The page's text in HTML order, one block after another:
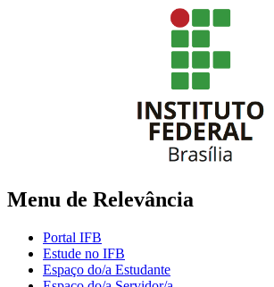
Menu de Relevância
Portal IFB
Estude no IFB
Espaço do/a Estudante